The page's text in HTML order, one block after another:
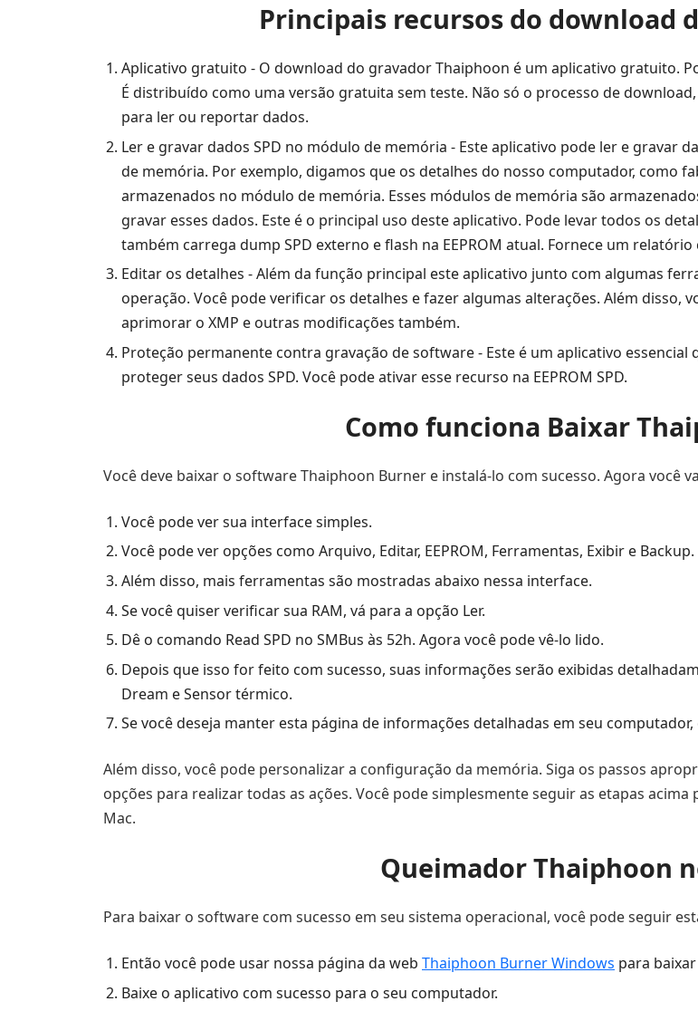
Principais recursos do download
Aplicativo gratuito - O download do gravador Thaiphoon é um aplicativo gratuito.
É distribuído como uma versão gratuita sem teste. Não só o processo de
para ler ou reportar dados.
Ler e gravar dados SPD no módulo de memória - Este aplicativo pode ler e gravar
de memória. Por exemplo, digamos que os detalhes do nosso computador, como
armazenados no módulo de memória. Esses módulos de memória são
gravar esses dados. Este é o principal uso deste aplicativo. Pode levar todos os
também carrega dump SPD externo e flash na EEPROM atual. Fornece um
Editar os detalhes - Além da função principal este aplicativo junto com algumas
operação. Você pode verificar os detalhes e fazer algumas alterações. Além disso,
aprimorar o XMP e outras modificações também.
Proteção permanente contra gravação de software - Este é um aplicativo essencial
proteger seus dados SPD. Você pode ativar esse recurso na EEPROM SPD.
Como funciona Baixar
Você deve baixar o software Thaiphoon Burner e instalá-lo com sucesso. Agora você
Você pode ver sua interface simples.
Você pode ver opções como Arquivo, Editar, EEPROM, Ferramentas, Exibir e Backup.
Além disso, mais ferramentas são mostradas abaixo nessa interface.
Se você quiser verificar sua RAM, vá para a opção Ler.
Dê o comando Read SPD no SMBus às 52h. Agora você pode vê-lo lido.
Depois que isso for feito com sucesso, suas informações serão exibidas
Dream e Sensor térmico.
Se você deseja manter esta página de informações detalhadas em seu
Além disso, você pode personalizar a configuração da memória. Siga os passos
opções para realizar todas as ações. Você pode simplesmente seguir as etapas
Mac.
Queimador Thaiphoon
Para baixar o software com sucesso em seu sistema operacional, você pode seguir
Então você pode usar nossa página da web Thaiphoon Burner Windows para
Baixe o aplicativo com sucesso para o seu computador.